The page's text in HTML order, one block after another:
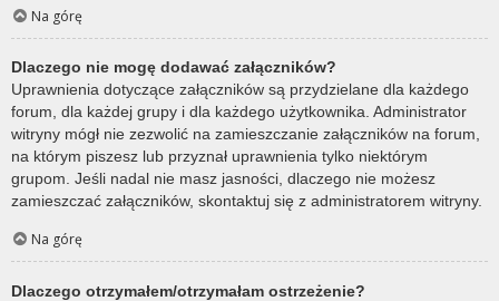
Na górę
Dlaczego nie mogę dodawać załączników?
Uprawnienia dotyczące załączników są przydzielane dla każdego
forum, dla każdej grupy i dla każdego użytkownika. Administrator
witryny mógł nie zezwolić na zamieszczanie załączników na forum,
na którym piszesz lub przyznał uprawnienia tylko niektórym
grupom. Jeśli nadal nie masz jasności, dlaczego nie możesz
zamieszczać załączników, skontaktuj się z administratorem witryny.
Na górę
Dlaczego otrzymałem/otrzymałam ostrzeżenie?